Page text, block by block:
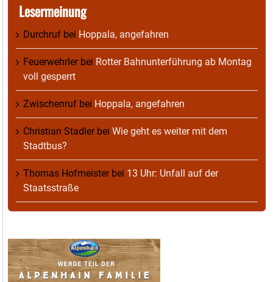
Lesermeinung
Durchruf bei Hoppala, angefahren
Feuerwehrlerbei Rotter Bahnunterführung ab Montag
voll gesperrt
Zwischenruf bei Hoppala, angefahren
Christian Stadlerbei Wie geht es weiter mit dem
Stadtbus?
Thomas Hofmeisterbei 13 Uhr: Unfall auf der
Staatsstraße